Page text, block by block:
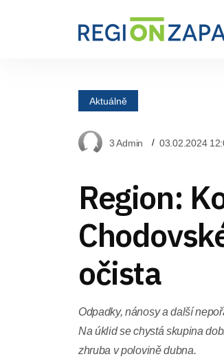
Aktuálně
3 Admin 03.02.2024
Region:
očista
Odpadky, nánosy a další
Na úklid se chystá skupina
zhruba v polovině dubna.